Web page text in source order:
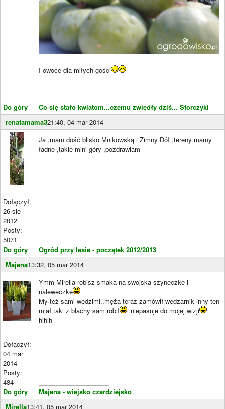
Do góry
I owoce dla miłych gości
Co się stało kwiatom...czemu zwiędły dziś... Storczyki
renatamama321:40, 04 mar 2014
Dołączył:
26 sie
2012
Posty:
5071
Do góry
Ja ,mam dość blisko Mnikowską i Zimny Dół ,tereny mamy
ładne ,takie mini góry .pozdrawiam
Ogród przy lesie - początek 2012/2013
Majena13:32, 05 mar 2014
Dołączył:
04 mar
2014
Posty:
484
Do góry
Ymm Mirella robisz smaka na swojska szyneczke i
naleweczke
My też sami wędzimi..męża teraz zamówił wedzarnik inny ten
miał taki z blachy sam robił
i niepasuje do mojej wizji
hihih
Majena - wiejsko czardziejsko
Mirella13:41, 05 mar 2014